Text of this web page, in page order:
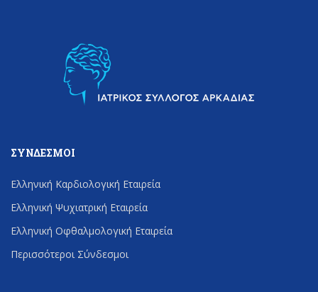
ΣΎΝΔΕΣΜΟΙ
Ελληνική Καρδιολογική Εταιρεία
Ελληνική Ψυχιατρική Εταιρεία
Ελληνική Οφθαλμολογική Εταιρεία
Περισσότεροι Σύνδεσμοι